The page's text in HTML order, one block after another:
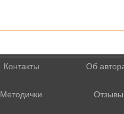
Контакты Об
Методички Отзывы